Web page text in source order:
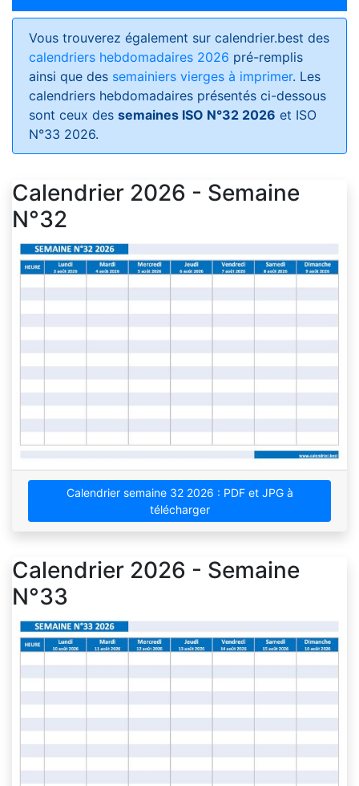
Vous trouverez également sur calendrier.best des
calendriers hebdomadaires 2026 pré-remplis
ainsi que des semainiers vierges à imprimer. Les
calendriers hebdomadaires présentés ci-dessous
sont ceux des semaines ISO N°32 2026 et ISO
N°33 2026.
Calendrier 2026 - Semaine
N°32
Calendrier semaine 32 2026 : PDF et JPG à
télécharger
Calendrier 2026 - Semaine
N°33